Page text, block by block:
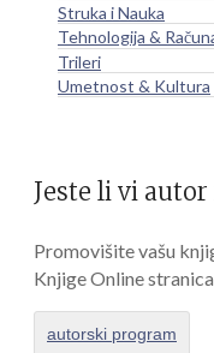
Struka i Nauka
Tehnologija &
Trileri
Umetnost & Kultura
Jeste li vi
Promovišite vašu
Knjige Online
autorski program